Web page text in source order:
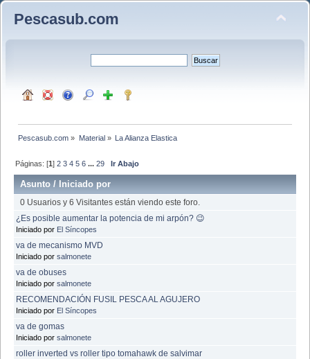
Pescasub.com
Pescasub.com » Material» La Alianza Elastica
Páginas: [1]2 3 4 5 6 ...29 Ir Abajo
Asunto /Iniciado por
0 Usuarios y 6 Visitantes están viendo este foro.
¿Es posible aumentar la potencia de mi arpón? 😉
Iniciado por El Síncopes
va de mecanismo MVD
Iniciado por salmonete
va de obuses
Iniciado por salmonete
RECOMENDACIÓN FUSIL PESCA AL AGUJERO
Iniciado por El Síncopes
va de gomas
Iniciado por salmonete
roller inverted vs roller tipo tomahawk de salvimar